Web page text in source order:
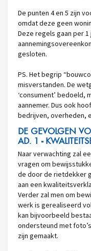
De punten 4 en 5 zijn
omdat deze geen
Deze regels gaan per
gesloten.
PS. Het begrip
misverstanden. De
‘consument’ bedoeld,
aannemer. Dus ook
bedrijven, overheden,
DE GEVOLGEN
AD. 1 -
Naar verwachting zal
vragen om
de door de rietdekker
aan een
Verder zal men om
werk is gerealiseerd
kan bijvoorbeeld
ondersteund met
zijn gemaakt.